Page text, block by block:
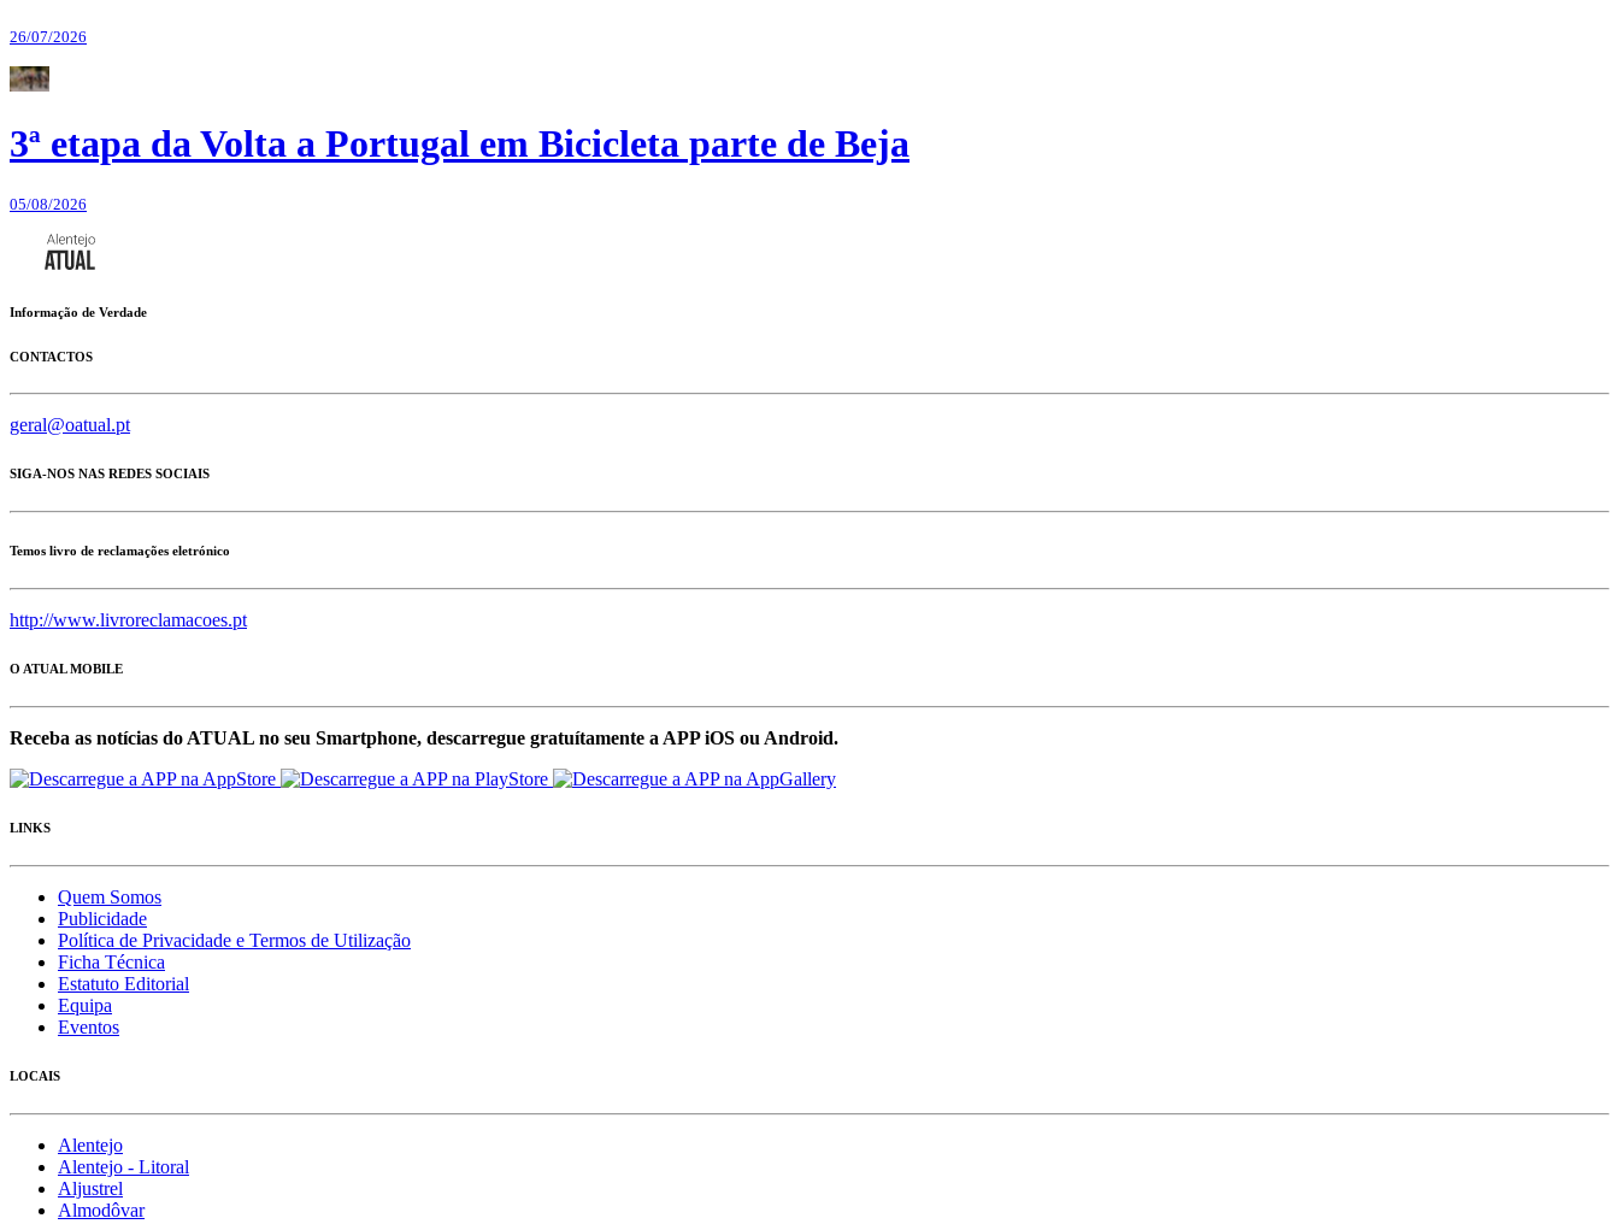
26/07/2026
3ª etapa da Volta a Portugal em Bicicleta parte de Beja
05/08/2026
Informação de Verdade
CONTACTOS
geral@oatual.pt
SIGA-NOS NAS REDES SOCIAIS
Temos livro de reclamações eletrónico
http://www.livroreclamacoes.pt
O ATUAL MOBILE
Receba as notícias do ATUAL no seu Smartphone, descarregue gratuítamente a APP iOS ou Android.
LINKS
Quem Somos
Publicidade
Política de Privacidade e Termos de Utilização
Ficha Técnica
Estatuto Editorial
Equipa
Eventos
LOCAIS
Alentejo
Alentejo - Litoral
Aljustrel
Almodôvar